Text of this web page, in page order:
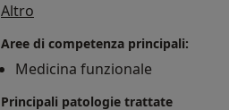
Altro
Aree di competenza principali:
Medicina funzionale
Principali patologie trattate